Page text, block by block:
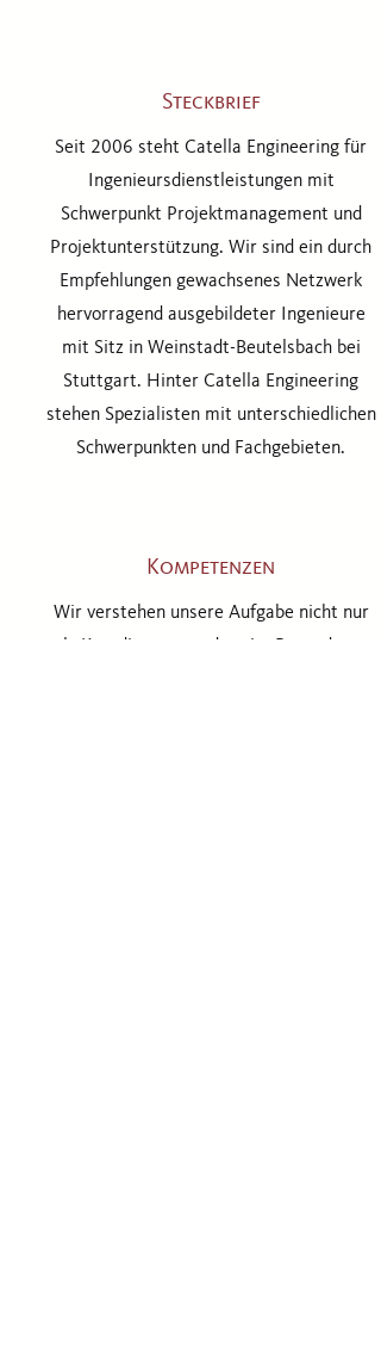
Steckbrief
Seit 2006 steht Catella Engineering für
Ingenieursdienstleistungen mit
Schwerpunkt Projektmanagement und
Projektunterstützung. Wir sind ein durch
Empfehlungen gewachsenes Netzwerk
hervorragend ausgebildeter Ingenieure
mit Sitz in Weinstadt-Beutelsbach bei
Stuttgart. Hinter Catella Engineering
stehen Spezialisten mit unterschiedlichen
Schwerpunkten und Fachgebieten.
Kompetenzen
Wir verstehen unsere Aufgabe nicht nur